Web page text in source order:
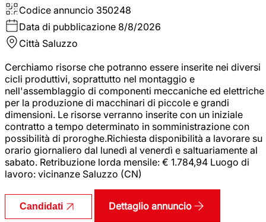
Codice annuncio 350248
Data di pubblicazione 8/8/2026
Città Saluzzo
Cerchiamo risorse che potranno essere inserite nei diversi
cicli produttivi, soprattutto nel montaggio e
nell'assemblaggio di componenti meccaniche ed elettriche
per la produzione di macchinari di piccole e grandi
dimensioni. Le risorse verranno inserite con un iniziale
contratto a tempo determinato in somministrazione con
possibilità di proroghe.Richiesta disponibilità a lavorare su
orario giornaliero dal lunedì al venerdì e saltuariamente al
sabato. Retribuzione lorda mensile: € 1.784,94 Luogo di
lavoro: vicinanze Saluzzo (CN)
Candidati Dettaglio annuncio